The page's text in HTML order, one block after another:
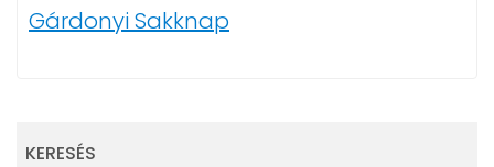
Gárdonyi Sakknap
KERESÉS